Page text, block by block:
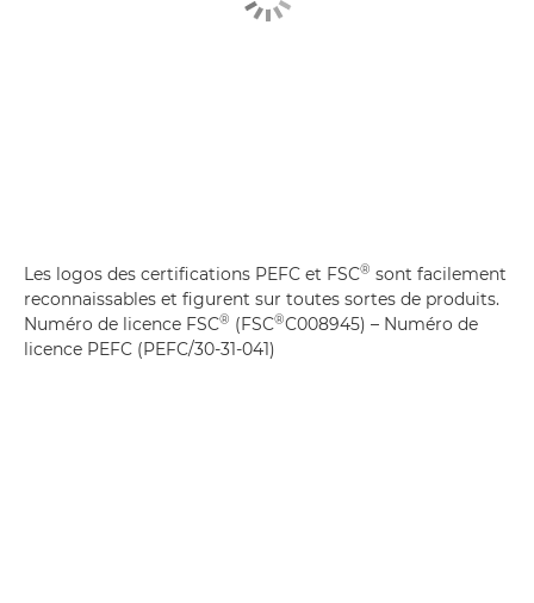
Les logos des certifications PEFC et FSC® sont facilement
reconnaissables et figurent sur toutes sortes de produits.
Numéro de licence FSC® (FSC®C008945) – Numéro de
licence PEFC (PEFC/30-31-041)